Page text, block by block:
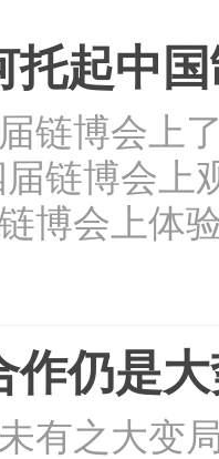
托起中
链博会上
链博会上
博会上体
作仍是
有之大变